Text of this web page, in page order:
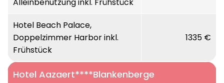
Gebühr mit Sauna, Dampfbad, Solarium,
Fitnessstudio, Massagen und
Anwendungen (gg. Gebühr).
Zimmer:
Hotel Beach Palace,
Doppelzimmer Harbor inkl.
Frühstück
1335 €
Hotel Aazaert****Blankenberge